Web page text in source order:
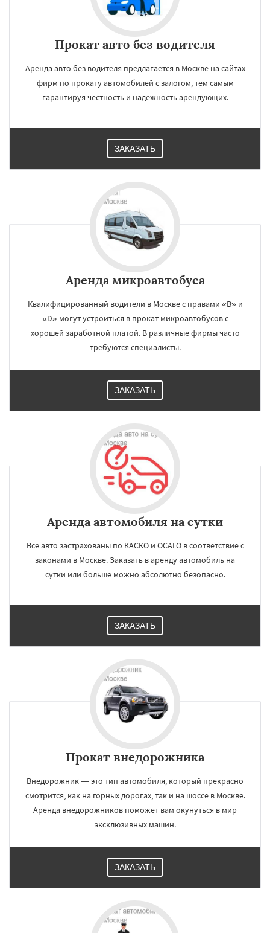
Прокат авто без водителя
Аренда авто без водителя предлагается в Москве на сайтах
фирм по прокату автомобилей с залогом, тем самым
гарантируя честность и надежность арендующих.
ЗАКАЗАТЬ
Аренда микроавтобуса
Квалифицированный водители в Москве с правами «B» и
«D» могут устроиться в прокат микроавтобусов с
хорошей заработной платой. В различные фирмы часто
требуются специалисты.
ЗАКАЗАТЬ
Аренда автомобиля на сутки
Все авто застрахованы по КАСКО и ОСАГО в соответствие с
законами в Москве. Заказать в аренду автомобиль на
сутки или больше можно абсолютно безопасно.
ЗАКАЗАТЬ
Прокат внедорожника
Внедорожник — это тип автомобиля, который прекрасно
смотрится, как на горных дорогах, так и на шоссе в Москве.
Аренда внедорожников поможет вам окунуться в мир
эксклюзивных машин.
ЗАКАЗАТЬ